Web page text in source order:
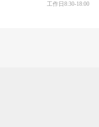
工作日8:30-18:00